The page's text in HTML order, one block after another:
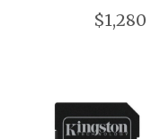
$1,280